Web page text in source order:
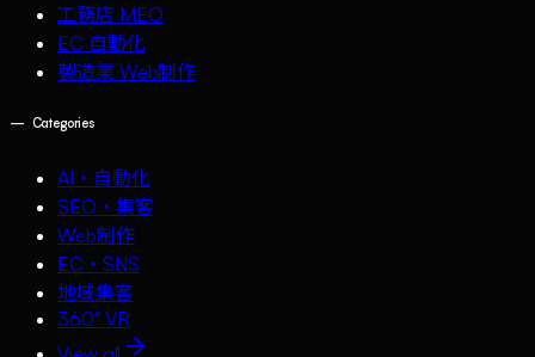
工務店 MEO
EC 自動化
製造業 Web制作
— Categories
AI・自動化
SEO・集客
Web制作
EC・SNS
地域集客
360° VR